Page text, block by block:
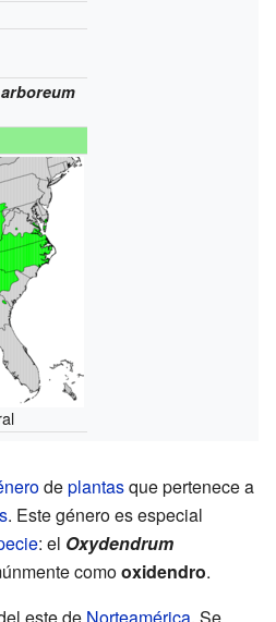
deplantasque pertenece a
. Este género es especial
: el Oxydendrum
comooxidendro.
este de Norteamérica. Se